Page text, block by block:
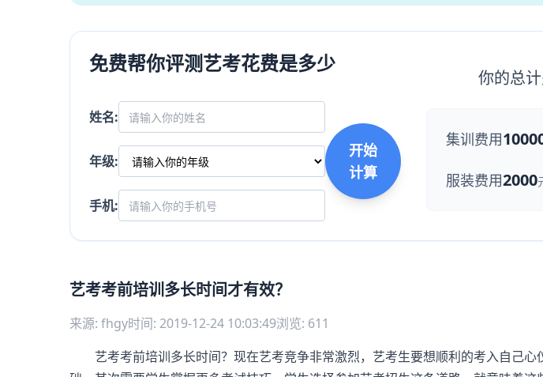
免费帮你评测艺考花费是多少
姓名:
年级:
手机:
开始
计算
你的总
集训费用
服装费用2000
艺考考前培训多长时间才有效？
来源: fhgy时间: 2019-12-24 10:03:49浏览: 611
艺考考前培训多长时间？现在艺考竞争非常激烈，艺考生要想顺利的考入自己心